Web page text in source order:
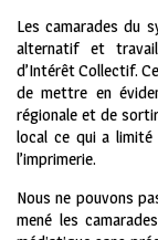
Les camarades du
alternatif et
d’Intérêt Collectif.
de mettre en
régionale et de
local ce qui a
l’imprimerie.
Nous ne pouvons
mené les